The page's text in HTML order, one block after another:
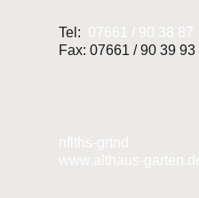
Tel:
Fax: 07661 / 90 39 93